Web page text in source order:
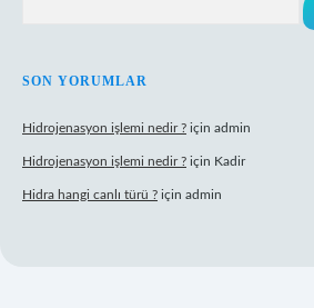
SON YORUMLAR
Hidrojenasyon işlemi nedir ? için admin
Hidrojenasyon işlemi nedir ? için Kadir
Hidra hangi canlı türü ? için admin